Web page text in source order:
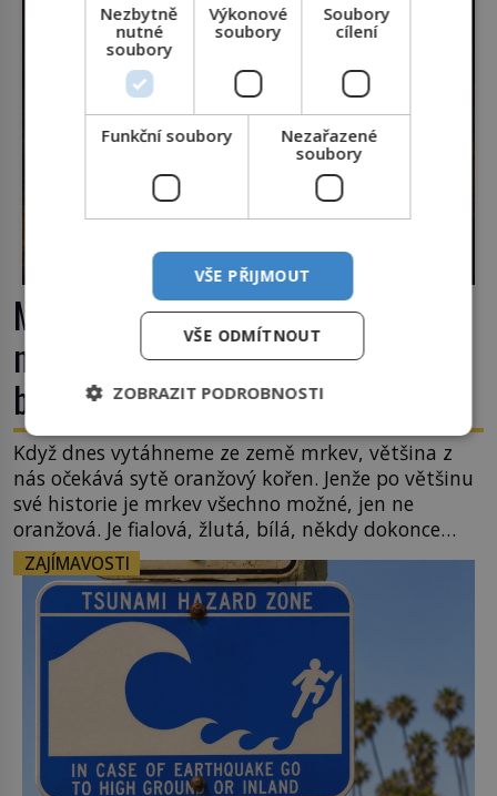
Mrkev není jen oranžová. Její
neuvěřitelný příběh začíná fialovou
barvou
Když dnes vytáhneme ze země mrkev, většina z
nás očekává sytě oranžový kořen. Jenže po většinu
své historie je mrkev všechno možné, jen ne
oranžová. Je fialová, žlutá, bílá, někdy dokonce
téměř černá. Až díky stovkám let pečlivého
šlechtění se z ní stává zelenina, bez které si českou
zahradu ani nedokážeme představit. Její příběh je
ZAJÍMAVOSTI
Nezbytně
nutné
soubory
Výkonové
soubory
Soubory
cílení
Funkční soubory
Nezařazené
soubory
VŠE PŘIJMOUT
VŠE ODMÍTNOUT
ZOBRAZIT PODROBNOSTI